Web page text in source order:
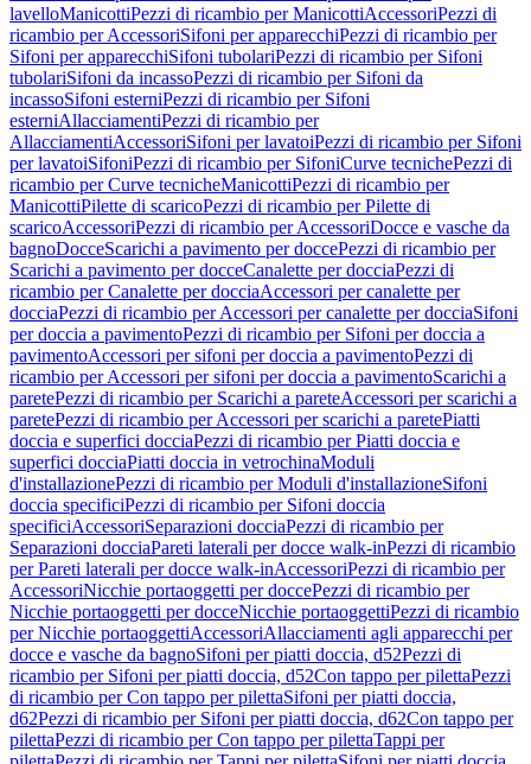
lavelloManicottiPezzi di ricambio per ManicottiAccessoriPezzi di
ricambio per AccessoriSifoni per apparecchiPezzi di ricambio per
Sifoni per apparecchiSifoni tubolariPezzi di ricambio per Sifoni
tubolariSifoni da incassoPezzi di ricambio per Sifoni da
incassoSifoni esterniPezzi di ricambio per Sifoni
esterniAllacciamentiPezzi di ricambio per
AllacciamentiAccessoriSifoni per lavatoiPezzi di ricambio per Sifoni
per lavatoiSifoniPezzi di ricambio per SifoniCurve tecnichePezzi di
ricambio per Curve tecnicheManicottiPezzi di ricambio per
ManicottiPilette di scaricoPezzi di ricambio per Pilette di
scaricoAccessoriPezzi di ricambio per AccessoriDocce e vasche da
bagnoDocceScarichi a pavimento per doccePezzi di ricambio per
Scarichi a pavimento per docceCanalette per docciaPezzi di
ricambio per Canalette per docciaAccessori per canalette per
docciaPezzi di ricambio per Accessori per canalette per docciaSifoni
per doccia a pavimentoPezzi di ricambio per Sifoni per doccia a
pavimentoAccessori per sifoni per doccia a pavimentoPezzi di
ricambio per Accessori per sifoni per doccia a pavimentoScarichi a
paretePezzi di ricambio per Scarichi a pareteAccessori per scarichi a
paretePezzi di ricambio per Accessori per scarichi a paretePiatti
doccia e superfici docciaPezzi di ricambio per Piatti doccia e
superfici docciaPiatti doccia in vetrochinaModuli
d'installazionePezzi di ricambio per Moduli d'installazioneSifoni
doccia specificiPezzi di ricambio per Sifoni doccia
specificiAccessoriSeparazioni docciaPezzi di ricambio per
Separazioni docciaPareti laterali per docce walk-inPezzi di ricambio
per Pareti laterali per docce walk-inAccessoriPezzi di ricambio per
AccessoriNicchie portaoggetti per doccePezzi di ricambio per
Nicchie portaoggetti per docceNicchie portaoggettiPezzi di ricambio
per Nicchie portaoggettiAccessoriAllacciamenti agli apparecchi per
docce e vasche da bagnoSifoni per piatti doccia, d52Pezzi di
ricambio per Sifoni per piatti doccia, d52Con tappo per pilettaPezzi
di ricambio per Con tappo per pilettaSifoni per piatti doccia,
d62Pezzi di ricambio per Sifoni per piatti doccia, d62Con tappo per
pilettaPezzi di ricambio per Con tappo per pilettaTappi per